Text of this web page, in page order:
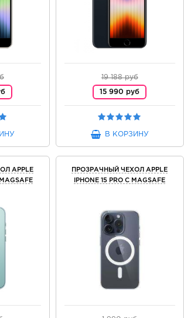
19 188 руб
15 990 руб
В КОРЗИНУ
APPLE
MAGSAFE
ПРОЗРАЧНЫЙ ЧЕХОЛ APPLE
IPHONE 15 PRO C MAGSAFE